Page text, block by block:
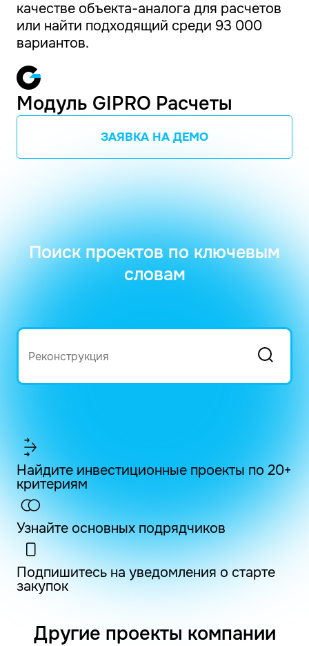
качестве объекта-аналога для расчетов
или найти подходящий среди 93 000
вариантов.
Модуль GIPRO Расчеты
ЗАЯВКА НА ДЕМО
Поиск проектов по ключевым
словам
Найдите инвестиционные проекты по 20+
критериям
Узнайте основных подрядчиков
Подпишитесь на уведомления о старте
закупок
Другие проекты компании